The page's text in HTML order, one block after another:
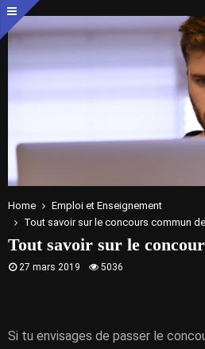
Home
Emploi et Enseignement
Tout savoir sur le concours commun
Tout savoir sur le
27 mars 2019 5036
Si tu envisages de passer le